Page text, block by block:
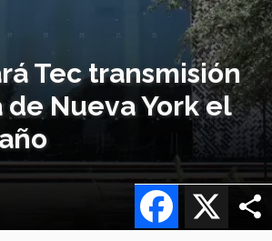
Tec transmisión
Nueva York el
X
Facebook